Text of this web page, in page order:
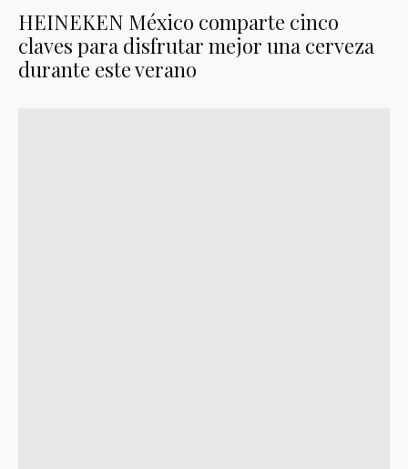
HEINEKEN México comparte cinco
claves para disfrutar mejor una cerveza
durante este verano